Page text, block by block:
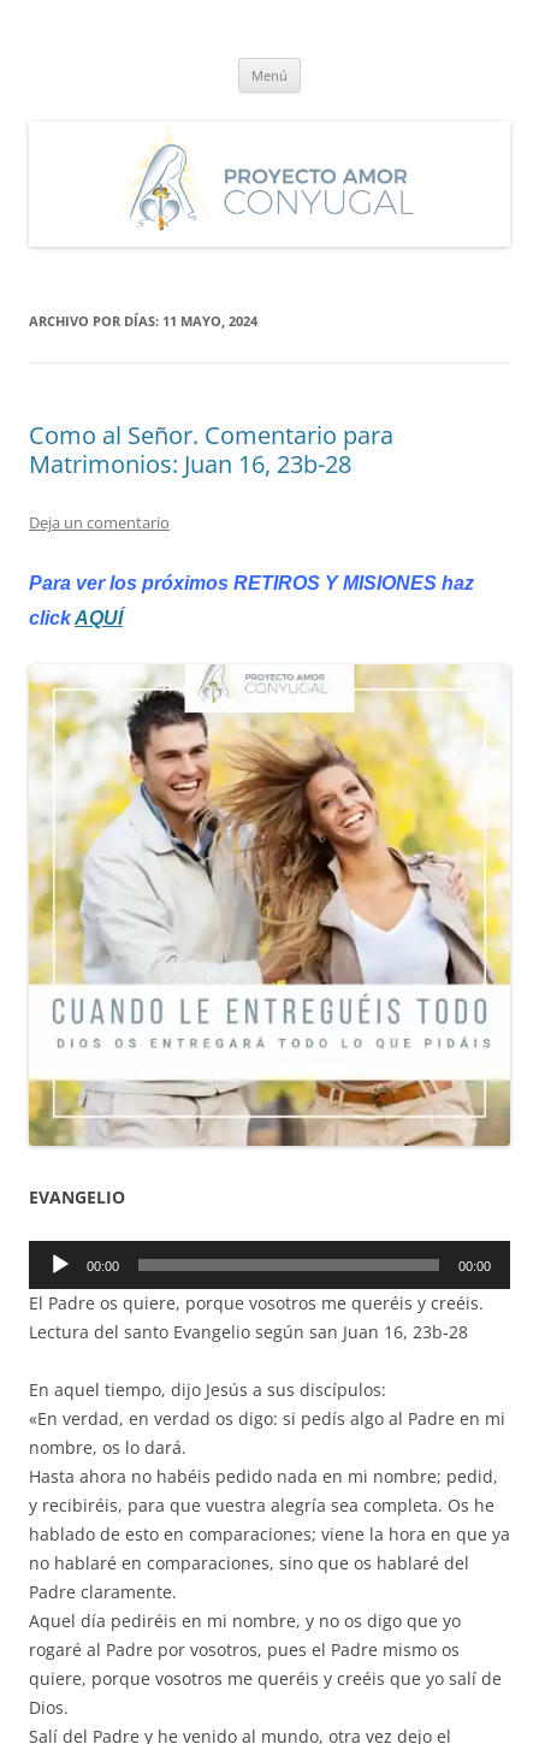
Menú
ARCHIVO POR DÍAS: 11 MAYO, 2024
Como al Señor. Comentario para
Matrimonios: Juan 16, 23b-28
Deja un comentario
Para ver los próximos RETIROS Y MISIONES haz
clickAQUÍ
EVANGELIO
Reproductor
audio
00:00 00:00
El Padre os quiere, porque vosotros me queréis y creéis.
Lectura del santo Evangelio según san Juan 16, 23b-28
En aquel tiempo, dijo Jesús a sus discípulos:
«En verdad, en verdad os digo: si pedís algo al Padre en mi
nombre, os lo dará.
Hasta ahora no habéis pedido nada en mi nombre; pedid,
y recibiréis, para que vuestra alegría sea completa. Os he
hablado de esto en comparaciones; viene la hora en que ya
no hablaré en comparaciones, sino que os hablaré del
Padre claramente.
Aquel día pediréis en mi nombre, y no os digo que yo
rogaré al Padre por vosotros, pues el Padre mismo os
quiere, porque vosotros me queréis y creéis que yo salí de
Dios.
Salí del Padre y he venido al mundo, otra vez dejo el